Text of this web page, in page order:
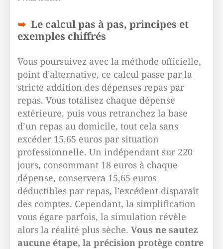
Le calcul pas à pas, principes et
exemples chiffrés
Vous poursuivez avec la méthode officielle,
point d’alternative, ce calcul passe par la
stricte addition des dépenses repas par
repas. Vous totalisez chaque dépense
extérieure, puis vous retranchez la base
d’un repas au domicile, tout cela sans
excéder 15,65 euros par situation
professionnelle. Un indépendant sur 220
jours, consommant 18 euros à chaque
dépense, conservera 15,65 euros
déductibles par repas, l’excédent disparaît
des comptes. Cependant, la simplification
vous égare parfois, la simulation révèle
alors la réalité plus sèche. Vous ne sautez
aucune étape, la précision protège contre